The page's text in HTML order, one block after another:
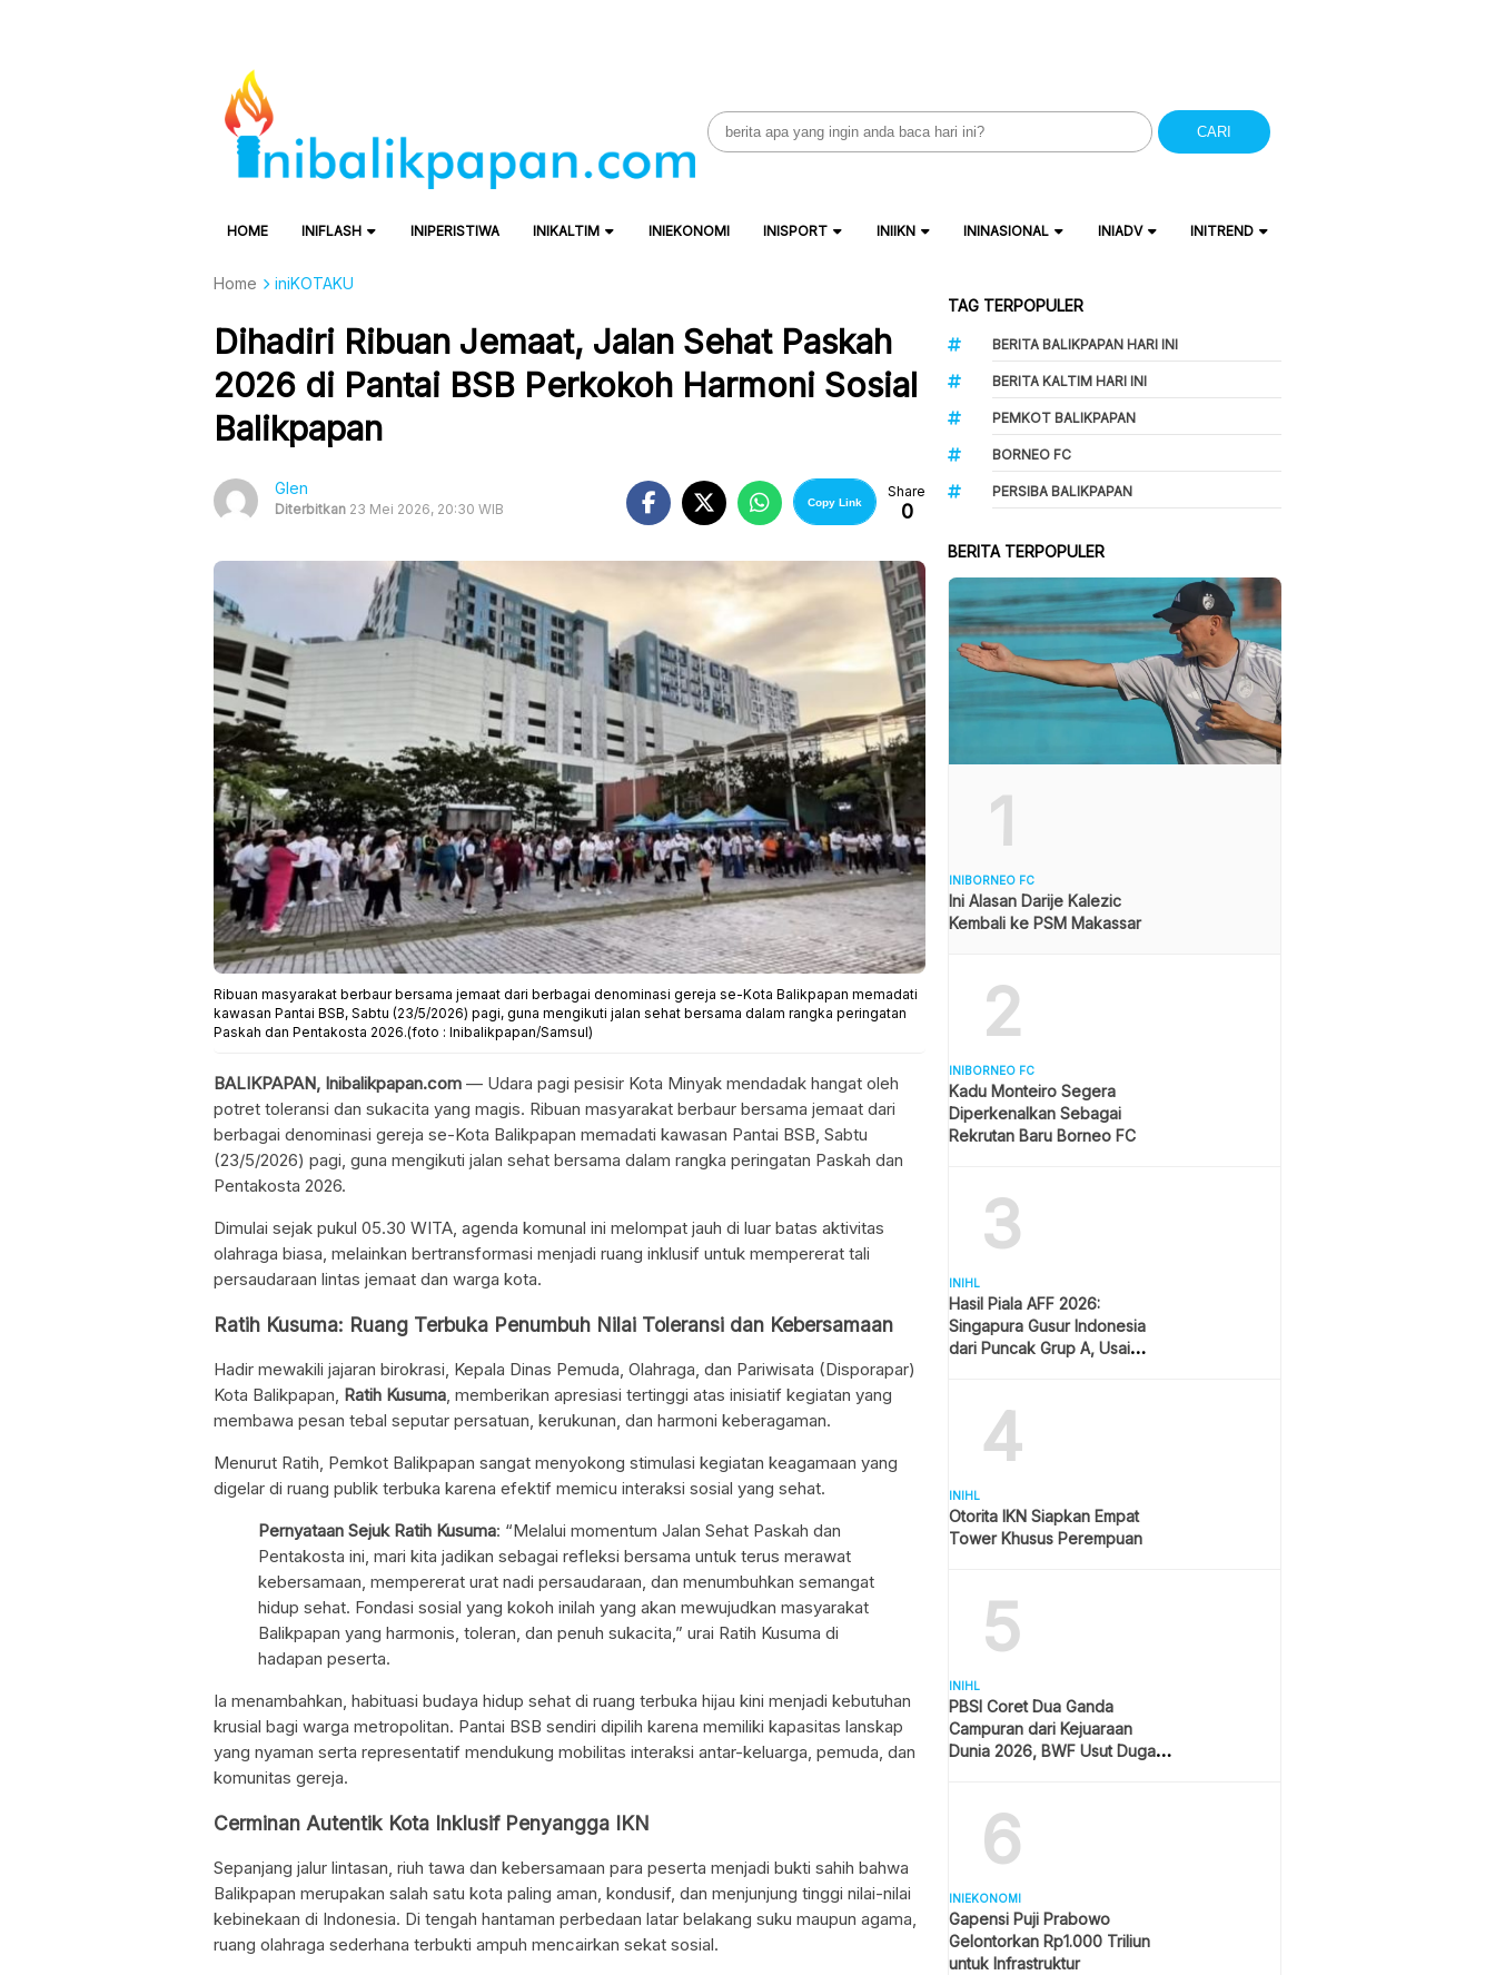
Search
for:
CARI
HOME INIFLASH INIPERISTIWA INIKALTIM INIEKONOMI INISPORT INIIKN ININASIONAL INIADV INITREND
Home iniKOTAKU
Dihadiri Ribuan Jemaat, Jalan Sehat Paskah
2026 di Pantai BSB Perkokoh Harmoni Sosial
Balikpapan
Glen
Diterbitkan 23 Mei 2026, 20:30 WIB Copy Link
Share
0
Ribuan masyarakat berbaur bersama jemaat dari berbagai denominasi gereja se-Kota Balikpapan memadati
kawasan Pantai BSB, Sabtu (23/5/2026) pagi, guna mengikuti jalan sehat bersama dalam rangka peringatan
Paskah dan Pentakosta 2026.(foto : Inibalikpapan/Samsul)
BALIKPAPAN, Inibalikpapan.com — Udara pagi pesisir Kota Minyak mendadak hangat oleh
potret toleransi dan sukacita yang magis. Ribuan masyarakat berbaur bersama jemaat dari
berbagai denominasi gereja se-Kota Balikpapan memadati kawasan Pantai BSB, Sabtu
(23/5/2026) pagi, guna mengikuti jalan sehat bersama dalam rangka peringatan Paskah dan
Pentakosta 2026.
Dimulai sejak pukul 05.30 WITA, agenda komunal ini melompat jauh di luar batas aktivitas
olahraga biasa, melainkan bertransformasi menjadi ruang inklusif untuk mempererat tali
persaudaraan lintas jemaat dan warga kota.
Ratih Kusuma: Ruang Terbuka Penumbuh Nilai Toleransi dan Kebersamaan
Hadir mewakili jajaran birokrasi, Kepala Dinas Pemuda, Olahraga, dan Pariwisata (Disporapar)
Kota Balikpapan, Ratih Kusuma, memberikan apresiasi tertinggi atas inisiatif kegiatan yang
membawa pesan tebal seputar persatuan, kerukunan, dan harmoni keberagaman.
Menurut Ratih, Pemkot Balikpapan sangat menyokong stimulasi kegiatan keagamaan yang
digelar di ruang publik terbuka karena efektif memicu interaksi sosial yang sehat.
Pernyataan Sejuk Ratih Kusuma: “Melalui momentum Jalan Sehat Paskah dan
Pentakosta ini, mari kita jadikan sebagai refleksi bersama untuk terus merawat
kebersamaan, mempererat urat nadi persaudaraan, dan menumbuhkan semangat
hidup sehat. Fondasi sosial yang kokoh inilah yang akan mewujudkan masyarakat
Balikpapan yang harmonis, toleran, dan penuh sukacita,” urai Ratih Kusuma di
hadapan peserta.
Ia menambahkan, habituasi budaya hidup sehat di ruang terbuka hijau kini menjadi kebutuhan
krusial bagi warga metropolitan. Pantai BSB sendiri dipilih karena memiliki kapasitas lanskap
yang nyaman serta representatif mendukung mobilitas interaksi antar-keluarga, pemuda, dan
komunitas gereja.
Cerminan Autentik Kota Inklusif Penyangga IKN
Sepanjang jalur lintasan, riuh tawa dan kebersamaan para peserta menjadi bukti sahih bahwa
Balikpapan merupakan salah satu kota paling aman, kondusif, dan menjunjung tinggi nilai-nilai
kebinekaan di Indonesia. Di tengah hantaman perbedaan latar belakang suku maupun agama,
ruang olahraga sederhana terbukti ampuh mencairkan sekat sosial.
TAG TERPOPULER
BERITA BALIKPAPAN HARI INI
BERITA KALTIM HARI INI
PEMKOT BALIKPAPAN
BORNEO FC
PERSIBA BALIKPAPAN
BERITA TERPOPULER
1
INIBORNEO FC
Ini Alasan Darije Kalezic
Kembali ke PSM Makassar
2
INIBORNEO FC
Kadu Monteiro Segera
Diperkenalkan Sebagai
Rekrutan Baru Borneo FC
3
INIHL
Hasil Piala AFF 2026:
Singapura Gusur Indonesia
dari Puncak Grup A, Usai
4
INIHL
Otorita IKN Siapkan Empat
Tower Khusus Perempuan
5
INIHL
PBSI Coret Dua Ganda
Campuran dari Kejuaraan
Dunia 2026, BWF Usut Dugaan
6
INIEKONOMI
Gapensi Puji Prabowo
Gelontorkan Rp1.000 Triliun
untuk Infrastruktur